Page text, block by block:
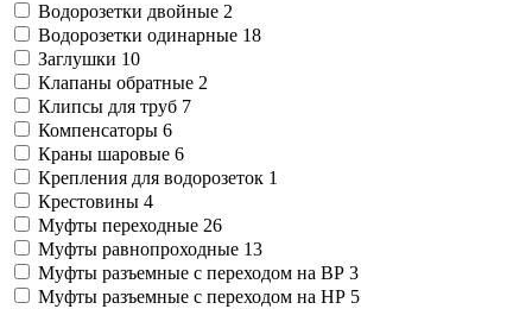
Водорозетки двойные 2
Водорозетки одинарные 18
Заглушки 10
Клапаны обратные 2
Клипсы для труб 7
Компенсаторы 6
Краны шаровые 6
Крепления для водорозеток 1
Крестовины 4
Муфты переходные 26
Муфты равнопроходные 13
Муфты разъемные с переходом на ВР 3
Муфты разъемные с переходом на НР 5